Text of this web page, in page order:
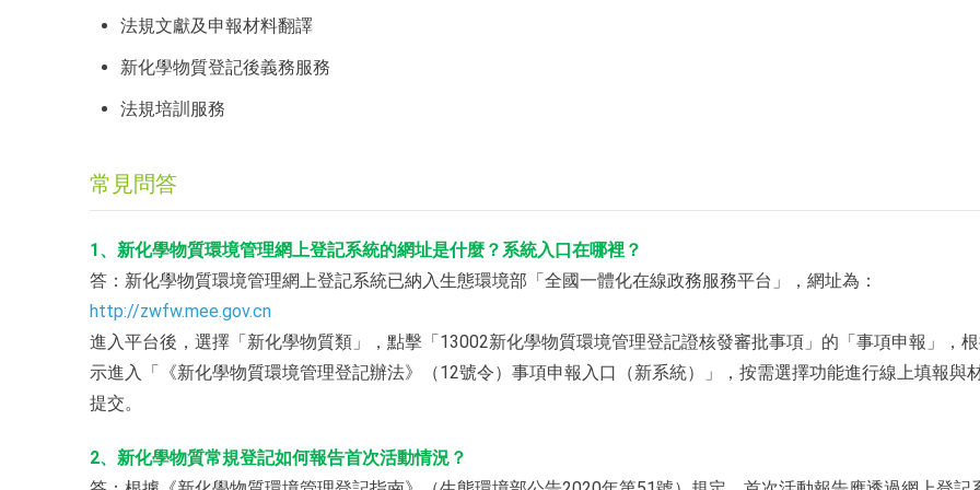
法規文獻及申報材料翻譯
新化學物質登記後義務服務
法規培訓服務
常見問答
1、新化學物質環境管理網上登記系統的網址是什麼？系統入口在哪裡？
答：新化學物質環境管理網上登記系統已納入生態環境部「全國一體化在線政務服務平台」，網址為：
http://zwfw.mee.gov.cn
進入平台後，選擇「新化學物質類」，點擊「13002新化學物質環境管理登記證核發審批事項」的「事項申報」，
示進入「《新化學物質環境管理登記辦法》（12號令）事項申報入口（新系統）」，按需選擇功能進行線上填報與
提交。
2、新化學物質常規登記如何報告首次活動情況？